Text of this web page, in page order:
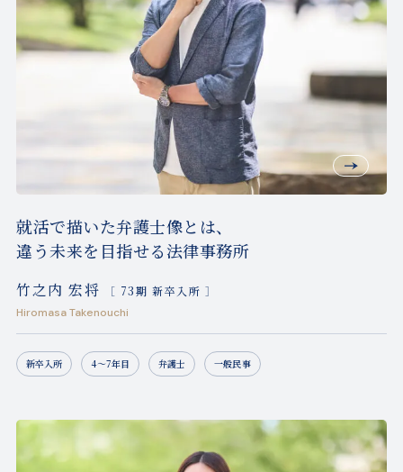
就活で描いた弁護士像とは、
違う未来を目指せる法律事務所
竹之内 宏将 ［ 73期 新卒入所 ］
Hiromasa Takenouchi
新卒入所 4〜7年目 弁護士 一般民事